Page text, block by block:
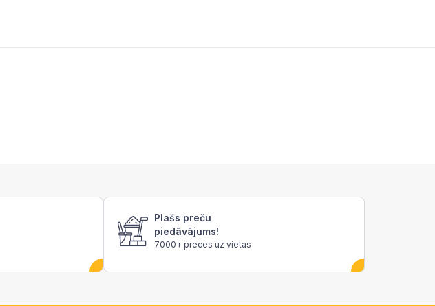
Plašs preču
piedāvājums!
7000+ preces uz vietas